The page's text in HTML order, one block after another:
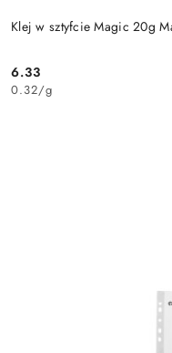
Klej w sztyfcie Magic 20g
Cena:
6.33
0.32/g